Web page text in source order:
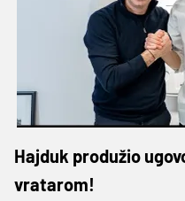
Hajduk produžio
vratarom!